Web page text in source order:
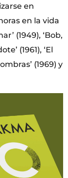
en
en la vida
(1949), ‘Bob,
(1961), ‘El
(1969) y